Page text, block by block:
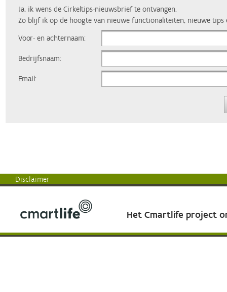
Ja, ik wens de Cirkeltips-nieuwsbrief te ontvangen.
Zo blijf ik op de hoogte van nieuwe functionaliteiten, nieuwe tips
Voor- en achternaam:
Bedrijfsnaam:
Email:
Disclaimer
Het Cmartlife project